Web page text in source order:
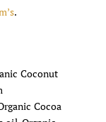
.
Coconut
Cocoa